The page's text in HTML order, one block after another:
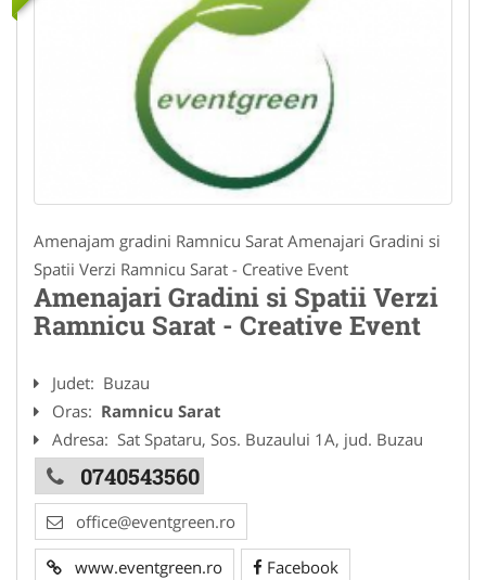
Amenajam gradini Ramnicu Sarat Amenajari Gradini si
Spatii Verzi Ramnicu Sarat - Creative Event
Amenajari Gradini si Spatii Verzi
Ramnicu Sarat - Creative Event
Judet: Buzau
Oras: Ramnicu Sarat
Adresa: Sat Spataru, Sos. Buzaului 1A, jud. Buzau
0740543560
office@eventgreen.ro
www.eventgreen.ro Facebook